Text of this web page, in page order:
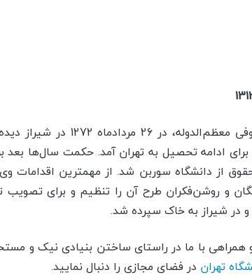
فرزند احمدعلی مستوفی
ادامه تحصیل به تهران آمد. حکمت سال‌ها بعد
و روشن‌فکران طرح آن را تنظیم و برای
با ما در راستای ساختن بنیادی نیک و
تهران در فضای مجازی را دنبال نمایید.